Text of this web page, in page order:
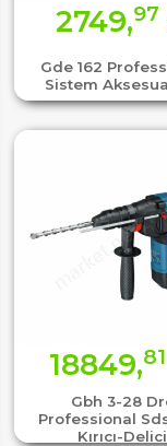
Gde 162
Sistem
2749,97
Gbh 3-28
Professional
Kırıcı-Delici
18849,81